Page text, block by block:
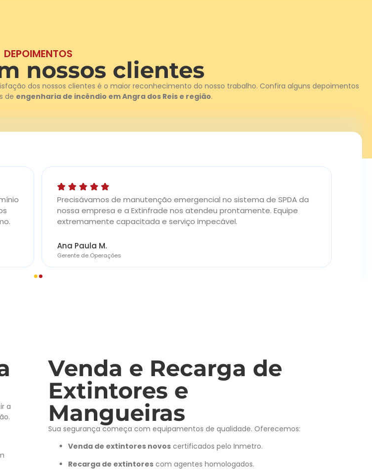
DEPOIMENTOS
nossos clientes
dos nossos clientes é o maior reconhecimento do nosso trabalho. Confira alguns depoimentos
de engenharia de incêndio em Angra dos Reis e região.
Ana Paula M.
Gerente de Operações
Precisávamos de manutenção emergencial no sistema de SPDA da
nossa empresa e a Extinfrade nos atendeu prontamente. Equipe
extremamente capacitada e serviço impecável.
a
Venda e Recarga de
Extintores e
Mangueiras
Sua segurança começa com equipamentos de qualidade. Oferecemos:
Venda de extintores novos certificados pelo Inmetro.
Recarga de extintores com agentes homologados.